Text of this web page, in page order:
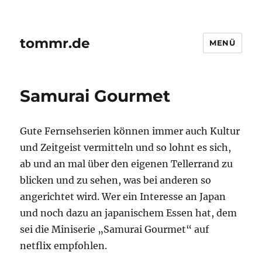
tommr.de MENÜ
Samurai Gourmet
Gute Fernsehserien können immer auch Kultur
und Zeitgeist vermitteln und so lohnt es sich,
ab und an mal über den eigenen Tellerrand zu
blicken und zu sehen, was bei anderen so
angerichtet wird. Wer ein Interesse an Japan
und noch dazu an japanischem Essen hat, dem
sei die Miniserie „Samurai Gourmet“ auf
netflix empfohlen.